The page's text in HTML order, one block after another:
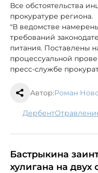
Все обстоятельства
прокуратуре региона.
"В ведомстве
требований
питания. Поставлены
процессуальной
пресс-службе
Автор:Роман
Дербент
Бастрыкина
хулигана на